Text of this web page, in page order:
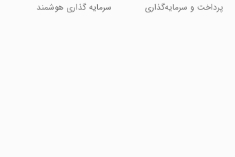
پرداخت و سرمایه‌گذاری سرمایه گذاری هوشمند